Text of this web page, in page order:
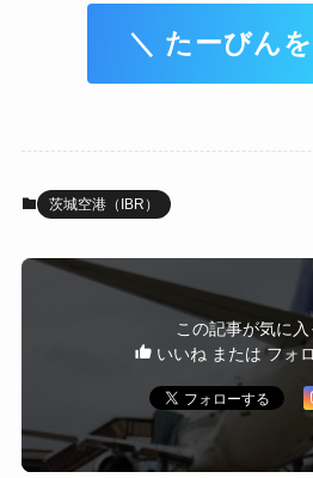
＼ たーびん
茨城空港（IBR）
この記事が気に
いいね または フォ